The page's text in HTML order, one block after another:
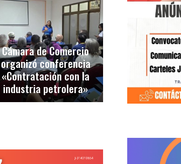
Cámara de Comercio
organizó conferencia
«Contratación con la
industria petrolera»